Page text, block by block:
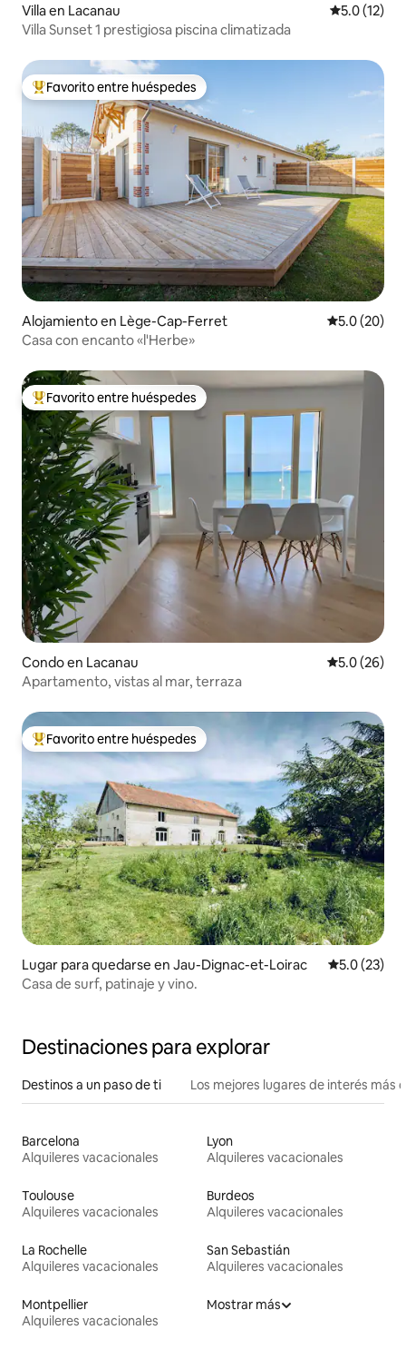
Villa en Lacanau Calificación
5.0 (12)
Villa Sunset 1 prestigiosa piscina climatizada
Favorito entre huéspedes preferido
Favorito entre huéspedes
Alojamiento en Lège-Cap-Ferret Calificación
5.0 (20)
Casa con encanto «l'Herbe»
Favorito entre huéspedes preferido
Favorito entre huéspedes
Condo en Lacanau Calificación
5.0 (26)
Apartamento, vistas al mar, terraza
Favorito entre huéspedes preferido
Favorito entre huéspedes
Lugar para quedarse en Jau-Dignac-et-Loirac Calificación
5.0 (23)
Casa de surf, patinaje y vino.
Destinaciones para explorar
Destinos a un paso de ti Los mejores lugares de interés más
Barcelona
Alquileres vacacionales
Lyon
Alquileres vacacionales
Toulouse
Alquileres vacacionales
Burdeos
Alquileres vacacionales
La Rochelle
Alquileres vacacionales
San Sebastián
Alquileres vacacionales
Montpellier
Alquileres vacacionales
Mostrar más